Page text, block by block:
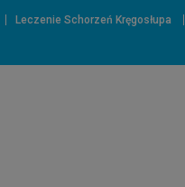
Leczenie Schorzeń Kręgosłupa